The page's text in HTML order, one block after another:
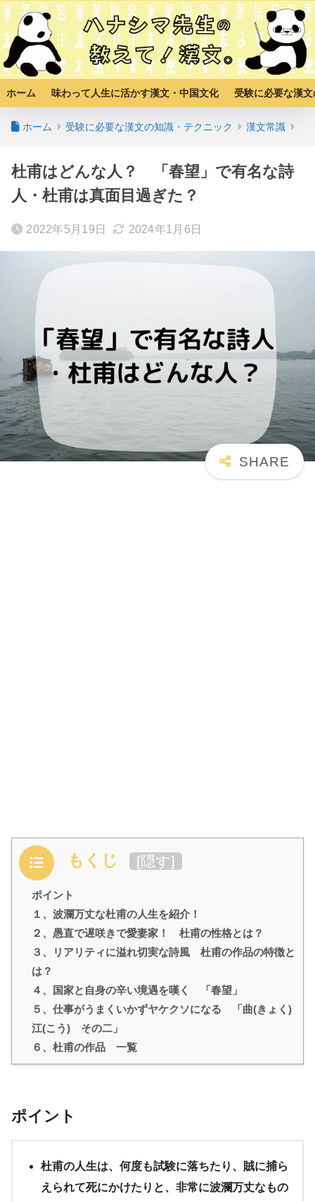
ホーム 味わって人生に活かす漢文・中国文化 受験に必要な漢
ホーム 受験に必要な漢文の知識・テクニック 漢文常識
杜甫はどんな人？ 「春望」で有名な詩
人・杜甫は真面目過ぎた？
2022年5月19日 2024年1月6日
もくじ [隠す]
ポイント
１、波瀾万丈な杜甫の人生を紹介！
２、愚直で遅咲きで愛妻家！ 杜甫の性格とは？
３、リアリティに溢れ切実な詩風 杜甫の作品の特徴と
は？
４、国家と自身の辛い境遇を嘆く 「春望」
５、仕事がうまくいかずヤケクソになる 「曲(きょく)
江(こう) その二」
６、杜甫の作品 一覧
ポイント
杜甫の人生は、何度も試験に落ちたり、賊に捕ら
えられて死にかけたりと、非常に波瀾万丈なもの